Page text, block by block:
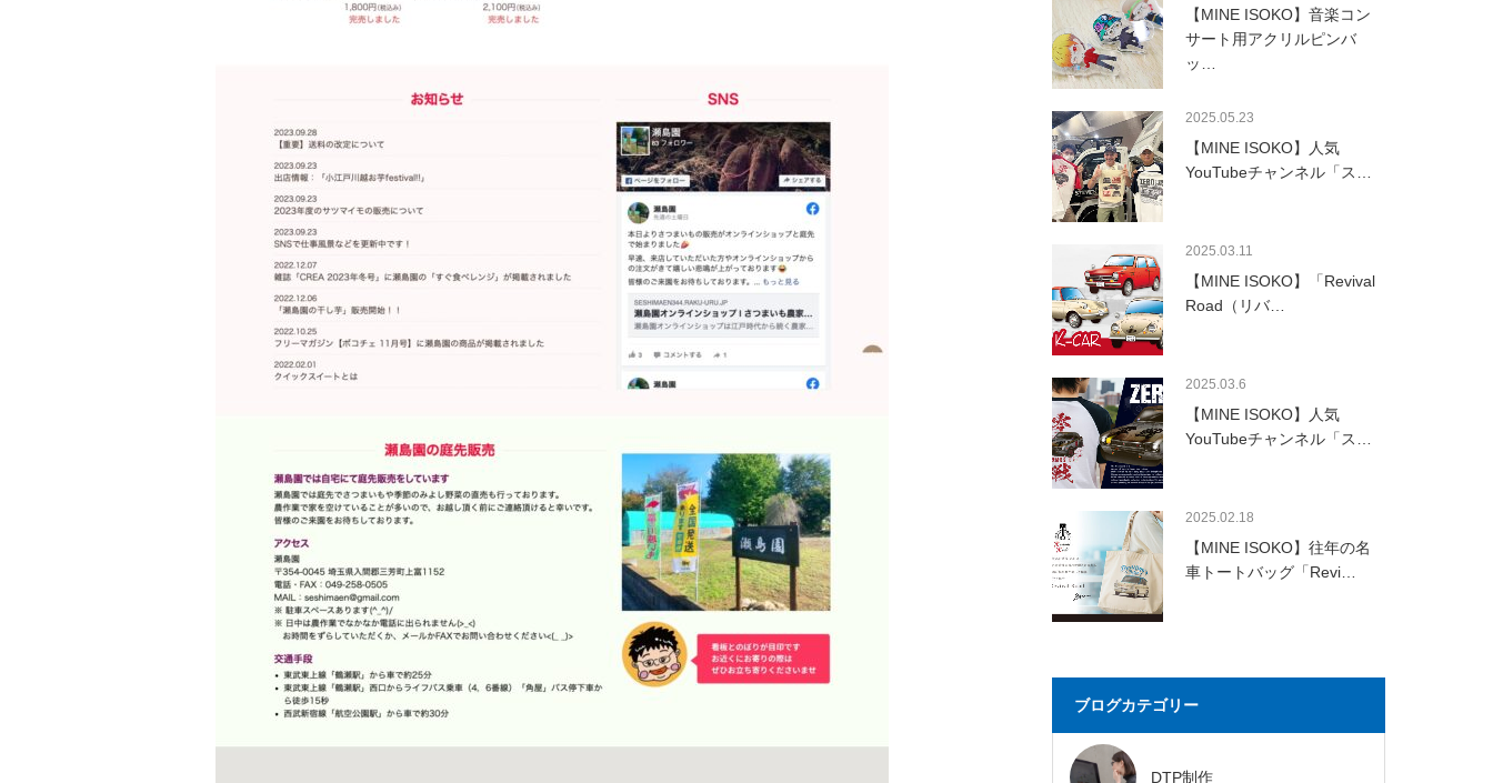
【MINE ISOKO】音楽コン
サート用アクリルピンバ
ッ…
2025.05.23
【MINE ISOKO】人気
YouTubeチャンネル「ス…
2025.03.11
【MINE ISOKO】「Revival
Road（リバ…
2025.03.6
【MINE ISOKO】人気
YouTubeチャンネル「ス…
2025.02.18
【MINE ISOKO】往年の名
車トートバッグ「Revi…
ブログカテゴリー
DTP制作